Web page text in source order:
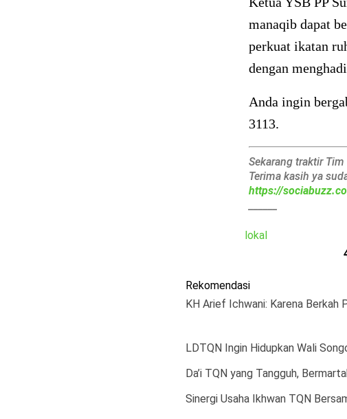
manaqib dapat
perkuat ikatan
dengan
Anda ingin
3113.
Sekarang traktir
Terima kasih ya
https://
lokal
Rekomendasi
KH Arief Ichwani: Karena Berkah
LDTQN Ingin Hidupkan Wali
Da’i TQN yang Tangguh,
Sinergi Usaha Ikhwan TQN